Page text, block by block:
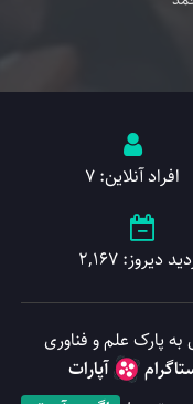
افراد آنلاین: 7
دیروز: 2,167
به پارک علم و فناوری
آپارات